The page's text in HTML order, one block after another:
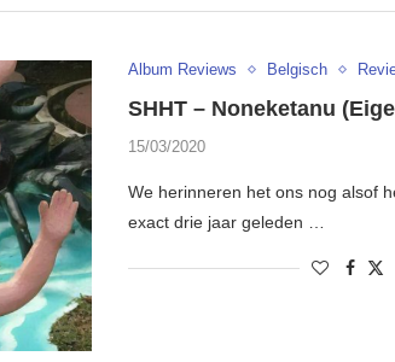
Album Reviews Belgisch
SHHT – Noneketanu
15/03/2020
We herinneren het ons nog alsof
exact drie jaar geleden …